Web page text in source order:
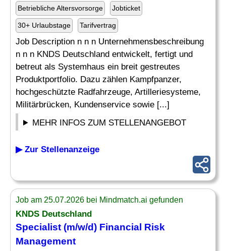
Betriebliche Altersvorsorge Jobticket
30+ Urlaubstage Tarifvertrag
Job Description n n n Unternehmensbeschreibung
n n n KNDS Deutschland entwickelt, fertigt und
betreut als Systemhaus ein breit gestreutes
Produktportfolio. Dazu zählen Kampfpanzer,
hochgeschützte Radfahrzeuge, Artilleriesysteme,
Militärbrücken, Kundenservice sowie [...]
MEHR INFOS ZUM STELLENANGEBOT
▶ Zur Stellenanzeige
Job am 25.07.2026 bei Mindmatch.ai gefunden
KNDS Deutschland
Specialist (m/w/d) Financial Risk
Management